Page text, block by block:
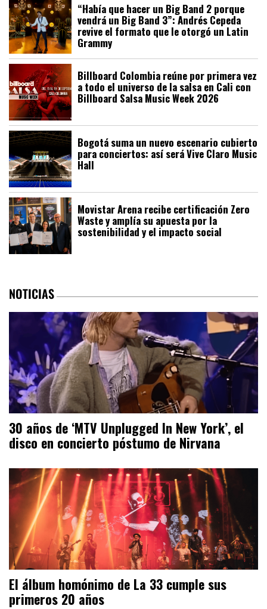
“Había que hacer un Big Band 2 porque
vendrá un Big Band 3”: Andrés Cepeda
revive el formato que le otorgó un Latin
Grammy
Billboard Colombia reúne por primera vez
a todo el universo de la salsa en Cali con
Billboard Salsa Music Week 2026
Bogotá suma un nuevo escenario cubierto
para conciertos: así será Vive Claro Music
Hall
Movistar Arena recibe certificación Zero
Waste y amplía su apuesta por la
sostenibilidad y el impacto social
NOTICIAS
30 años de ‘MTV Unplugged In New York’, el
disco en concierto póstumo de Nirvana
El álbum homónimo de La 33 cumple sus
primeros 20 años